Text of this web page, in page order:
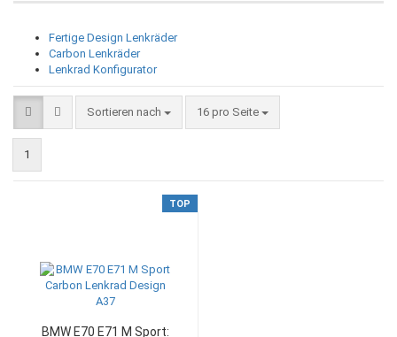
Fertige Design Lenkräder
Carbon Lenkräder
Lenkrad Konfigurator
Sortieren nach
Sortieren nach 16 pro Seite
pro Seite
1
TOP
BMW E70 E71 M Sport: